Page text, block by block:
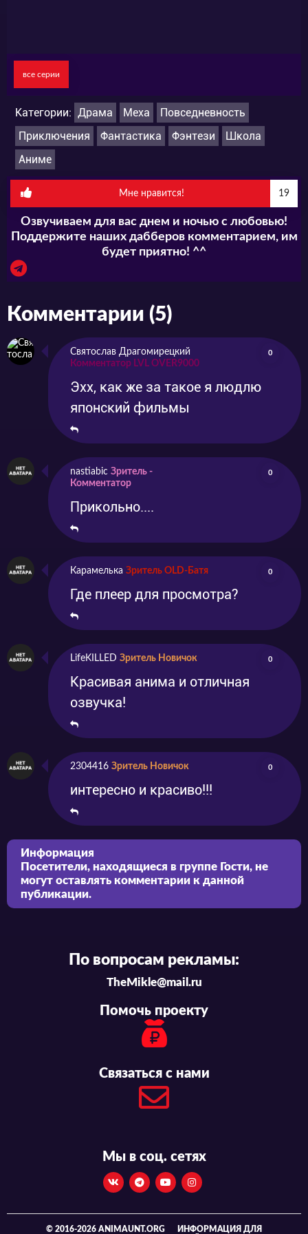
все серии
Категории: Драма Меха
Повседневность
Приключения
Фантастика Фэнтези
Школа
Аниме
Мне нравится! 19
Озвучиваем для вас днем и ночью с любовью!
Поддержите наших дабберов комментарием, им
будет приятно! ^^
Комментарии (5)
Святослав Драгомирецкий
Комментатор LVL OVER9000
0
Эхх, как же за такое я людлю
японский фильмы
nastiabic Зритель -
Комментатор
0
Прикольно....
Карамелька Зритель OLD-Батя 0
Где плеер для просмотра?
LifeKILLED Зритель Новичок 0
Красивая анима и отличная
озвучка!
2304416 Зритель Новичок 0
интересно и красиво!!!
Информация
Посетители, находящиеся в группе Гости, не
могут оставлять комментарии к данной
публикации.
По вопросам рекламы:
TheMikle@mail.ru
Помочь проекту
Связаться с нами
Мы в соц. сетях
© 2016-2026 ANIMAUNT.ORG ИНФОРМАЦИЯ ДЛЯ